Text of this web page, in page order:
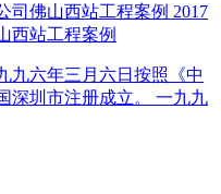
2017
西站工程案例
九六年三月六日按照《中
深圳市注册成立。 一九九